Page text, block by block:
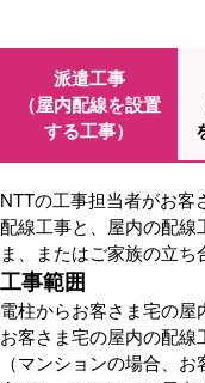
派遣工事
（屋内配線を設置
する工事）
NTTの工事担当者がお
配線工事と、屋内の配線
ま、またはご家族の立ち
工事範囲
電柱からお客さま宅の屋
お客さま宅の屋内の配線
（マンションの場合、